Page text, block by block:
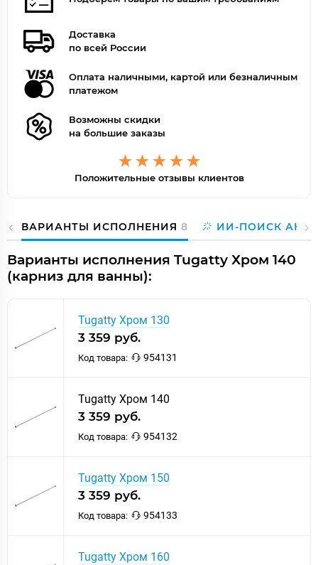
Доставка
по всей России
Оплата наличными, картой или безналичным
платежом
Возможны скидки
на большие заказы
Положительные отзывы клиентов
ВАРИАНТЫ ИСПОЛНЕНИЯ 8 ИИ-ПОИСК
Варианты исполнения Tugatty Хром 140
(карниз для ванны):
Tugatty Хром 130
3 359 руб.
Код товара: 954131
Tugatty Хром 140
3 359 руб.
Код товара: 954132
Tugatty Хром 150
3 359 руб.
Код товара: 954133
Tugatty Хром 160